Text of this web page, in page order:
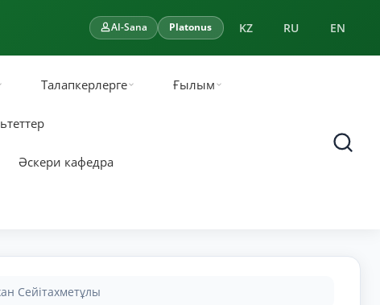
AI-Sana Platonus KZ RU EN
Талапкерлерге Ғылым
Әскери кафедра
Сейітахметұлы